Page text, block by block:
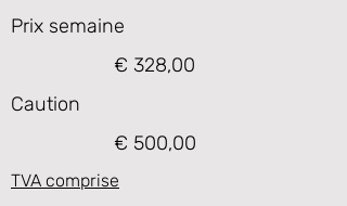
Prix semaine
€ 328,00
Caution
€ 500,00
TVA comprise